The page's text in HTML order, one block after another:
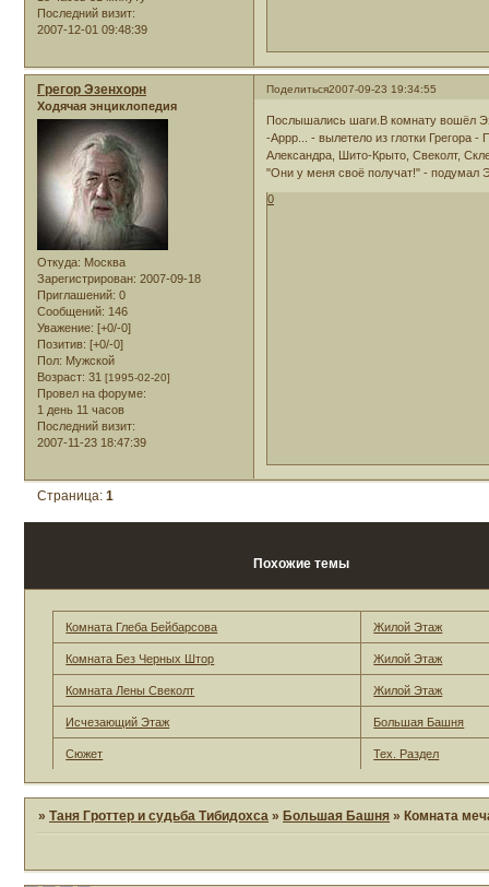
Последний визит:
2007-12-01 09:48:39
Поделиться2007-09-23 19:34:55
Грегор Эзенхорн
Ходячая энциклопедия
Откуда: Москва
Зарегистрирован: 2007-09-18
Приглашений: 0
Сообщений: 146
Уважение: [+0/-0]
Позитив: [+0/-0]
Пол: Мужской
Возраст: 31 [1995-02-20]
Провел на форуме:
1 день 11 часов
Последний визит:
2007-11-23 18:47:39
Послышались шаги.В комнату вошёл
-Аррр... - вылетело из глотки Грегора
Александра, Шито-Крыто, Свеколт,
"Они у меня своё получат!" - подумал
0
Страница:1
Похожие темы
Комната Глеба Бейбарсова Жилой Этаж
Комната Без Черных Штор Жилой Этаж
Комната Лены Свеколт Жилой Этаж
Исчезающий Этаж Большая Башня
Сюжет Тех. Раздел
»Таня Гроттер и судьба Тибидохса » Большая Башня » Комната